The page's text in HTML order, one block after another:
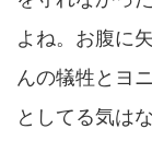
よね。お腹に
んの犠牲とヨ
としてる気は